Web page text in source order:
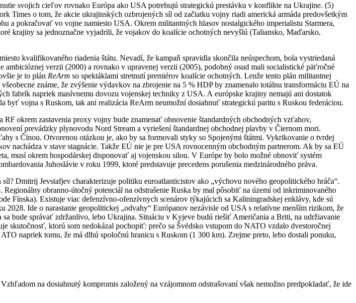
svojich cieľov rovnako Európa ako USA potrebujú strategickú prestávku v konflikte na Ukrajine. (5)
o tom, že akcie ukrajinských ozbrojených síl od začiatku vojny riadi americká armáda predovšetkým
a pokračovať vo vojne namiesto USA. Okrem militantných hlasov nostalgického imperialistu Starmera,
krajiny sa jednoznačne vyjadrili, že vojakov do koalície ochotných nevyšlú (Taliansko, Maďarsko,
kvalifikovaného riadenia štátu. Nevadí, že kampaň spravidla skončila neúspechom, bola vystriedaná
ambicióznej verzii (2000) a rovnako v upravenej verzii (2005), podobný osud mali socialistické päťročné
je to plán ReArm so spektáklami stretnutí premiérov koalície ochotných. Lenže tento plán militantnej
známe, že zvýšenie výdavkov na zbrojenie na 5 % HDP by znamenalo totálnu transformáciu EÚ na
fabrík napriek masívnemu dovozu vojenskej techniky z USA. A európske krajiny nemajú ani dostatok
vojna s Ruskom, tak ani realizácia ReArm neumožní dosiahnuť strategickú paritu s Ruskou federáciou.
okrem zastavenia proxy vojny bude znamenať obnovenie štandardných obchodných vzťahov,
prevádzky plynovodu Nord Stream a vyriešení štandardnej obchodnej plavby v Čiernom mori.
s Čínou. Otvorenou otázkou je, ako by sa formovali styky so Spojenými štátmi. Vykrikovanie o tvrdej
nachádza v stave stagnácie. Takže EÚ nie je pre USA rovnocenným obchodným partnerom. Ak by sa EÚ
musí okrem hospodárskej disponovať aj vojenskou silou. V Európe by bolo možné obnoviť systém
Juhoslávie v roku 1999, ktoré predstavuje precedens porušenia medzinárodného práva.
Dmitrij Jevstafjev charakterizuje politiku euroatlanticistov ako „výchovu nového geopolitického hráča“.
obranno-útočný potenciál na odstrašenie Ruska by mal pôsobiť na území od inkriminovaného
Fínska). Existuje viac defenzívno-ofenzívnych scenárov týkajúcich sa Kaliningradskej enklávy, kde sú
Ide o narastanie geopolitickej „odvahy“ Európanov nezávisle od USA s relatívne menším rizikom, že
bude správať zdržanlivo, lebo Ukrajina. Situáciu v Kyjeve budú riešiť Američania a Briti, na udržiavanie
skutočnosť, ktorú som nedokázal pochopiť: prečo sa Švédsko vstupom do NATO vzdalo dvestoročnej
napriek tomu, že má dlhú spoločnú hranicu s Ruskom (1 300 km). Zrejme preto, lebo dostali ponuku,
na dosiahnutý kompromis založený na vzájomnom odstrašovaní však nemožno predpokladať, že ide